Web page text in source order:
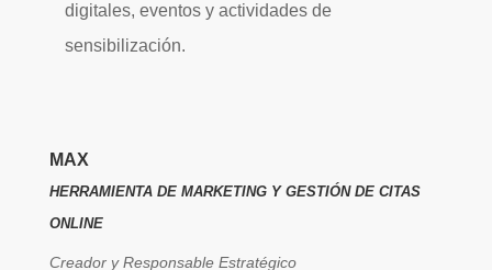
digitales, eventos y actividades de
sensibilización.
MAX
HERRAMIENTA DE MARKETING Y GESTIÓN DE CITAS
ONLINE
Creador y Responsable Estratégico